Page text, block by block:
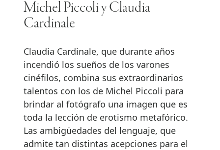
Michel Piccoli y Claudia
Cardinale
Claudia Cardinale, que durante años
incendió los sueños de los varones
cinéfilos, combina sus extraordinarios
talentos con los de Michel Piccoli para
brindar al fotógrafo una imagen que es
toda la lección de erotismo metafórico.
Las ambigüedades del lenguaje, que
admite tan distintas acepciones para el